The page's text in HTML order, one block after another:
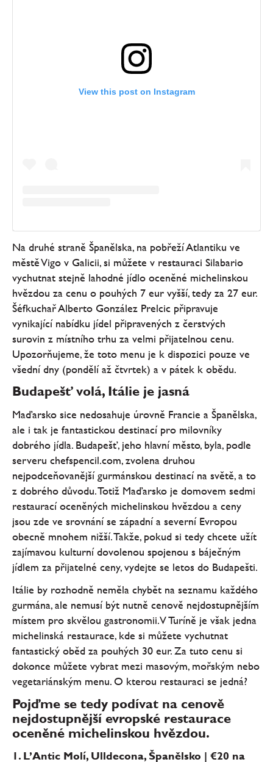
View this post on Instagram
Na druhé straně Španělska, na pobřeží Atlantiku ve
městě Vigo v Galicii, si můžete v restauraci Silabario
vychutnat stejně lahodné jídlo oceněné michelinskou
hvězdou za cenu o pouhých 7 eur vyšší, tedy za 27 eur.
Šéfkuchař Alberto González Prelcic připravuje
vynikající nabídku jídel připravených z čerstvých
surovin z místního trhu za velmi přijatelnou cenu.
Upozorňujeme, že toto menu je k dispozici pouze ve
všední dny (pondělí až čtvrtek) a v pátek k obědu.
Budapešť volá, Itálie je jasná
Maďarsko sice nedosahuje úrovně Francie a Španělska,
ale i tak je fantastickou destinací pro milovníky
dobrého jídla. Budapešť, jeho hlavní město, byla, podle
serveru chefspencil.com, zvolena druhou
nejpodceňovanější gurmánskou destinací na světě, a to
z dobrého důvodu. Totiž Maďarsko je domovem sedmi
restaurací oceněných michelinskou hvězdou a ceny
jsou zde ve srovnání se západní a severní Evropou
obecně mnohem nižší. Takže, pokud si tedy chcete užít
zajímavou kulturní dovolenou spojenou s báječným
jídlem za přijatelné ceny, vydejte se letos do Budapešti.
Itálie by rozhodně neměla chybět na seznamu každého
gurmána, ale nemusí být nutně cenově nejdostupnějším
místem pro skvělou gastronomii. V Turíně je však jedna
michelinská restaurace, kde si můžete vychutnat
fantastický oběd za pouhých 30 eur. Za tuto cenu si
dokonce můžete vybrat mezi masovým, mořským nebo
vegetariánským menu. O kterou restauraci se jedná?
Pojďme se tedy podívat na cenově
nejdostupnější evropské restaurace
oceněné michelinskou hvězdou.
1. L’Antic Molí, Ulldecona, Španělsko | €20 na